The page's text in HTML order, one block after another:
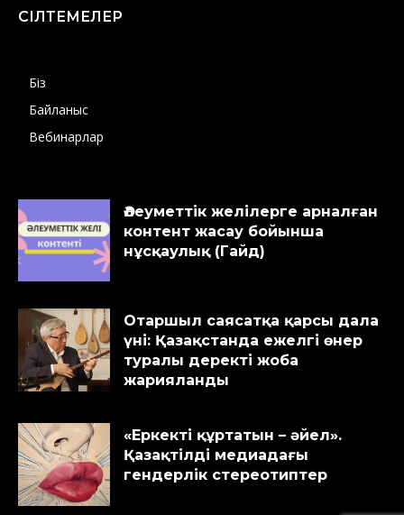
СІЛТЕМЕЛЕР
Біз
Байланыс
Вебинарлар
Әлеуметтік желілерге арналған
контент жасау бойынша
нұсқаулық (Гайд)
Отаршыл саясатқа қарсы дала
үні: Қазақстанда ежелгі өнер
туралы деректі жоба
жарияланды
«Еркекті құртатын – әйел».
Қазақтілді медиадағы
гендерлік стереотиптер